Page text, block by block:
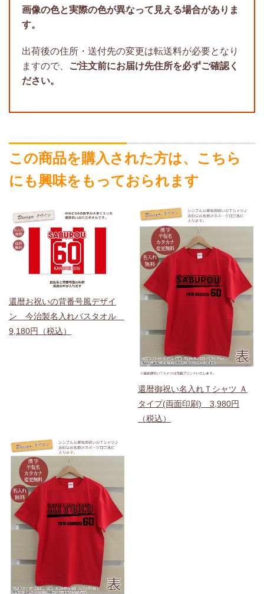
画像の色と実際の色が異なって見える場合がありま
す。
出荷後の住所・送付先の変更は転送料が必要となり
ますので、
ご注文前にお届け先住所を必ずご確認く
ださい。
この商品を購入された方は、こちら
にも興味をもっておられます
還暦お祝いの背番号風デザイ
ン 今治製名入れバスタオル
9,180円（税込）
還暦御祝い名入れＴシャツ Ａ
タイプ(両面印刷) 3,980円
（税込）